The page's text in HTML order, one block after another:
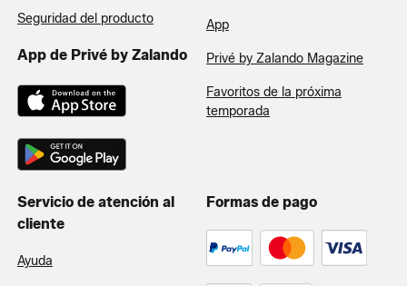
Seguridad del producto
App de Privé by Zalando
App
Privé by Zalando Magazine
Favoritos de la próxima
temporada
Servicio de atención al
cliente
Ayuda
Formas de pago